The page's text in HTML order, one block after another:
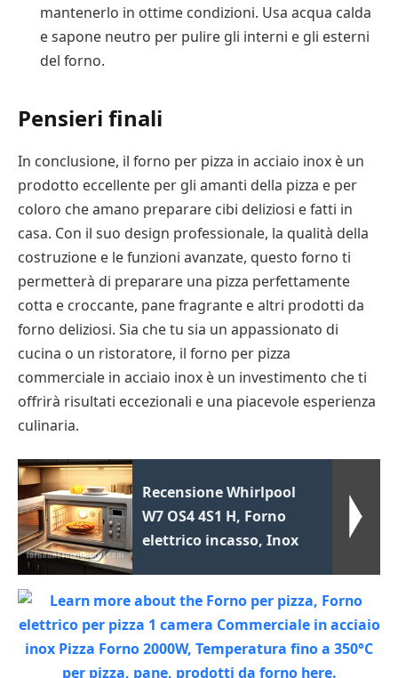
mantenerlo in ottime condizioni. Usa acqua calda
e sapone neutro per pulire gli interni e gli esterni
del forno.
Pensieri finali
In conclusione, il forno per pizza in acciaio inox è un
prodotto eccellente per gli amanti della pizza e per
coloro che amano preparare cibi deliziosi e fatti in
casa. Con il suo design professionale, la qualità della
costruzione e le funzioni avanzate, questo forno ti
permetterà di preparare una pizza perfettamente
cotta e croccante, pane fragrante e altri prodotti da
forno deliziosi. Sia che tu sia un appassionato di
cucina o un ristoratore, il forno per pizza
commerciale in acciaio inox è un investimento che ti
offrirà risultati eccezionali e una piacevole esperienza
culinaria.
Recensione Whirlpool
W7 OS4 4S1 H, Forno
elettrico incasso, Inox